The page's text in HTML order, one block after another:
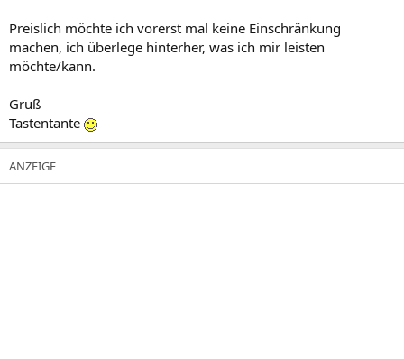
Preislich möchte ich vorerst mal keine Einschränkung
machen, ich überlege hinterher, was ich mir leisten
möchte/kann.
Gruß
Tastentante